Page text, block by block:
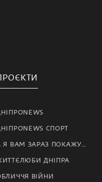
СПОРТ
Я ВАМ ЗАРАЗ ПОКАЖУ…
ДНІПРА
ВІЙНИ